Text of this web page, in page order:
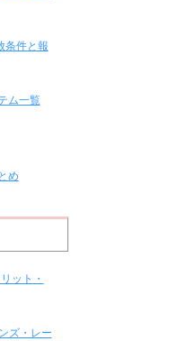
条件と報
ム一覧
め
ット・
ズ・レー